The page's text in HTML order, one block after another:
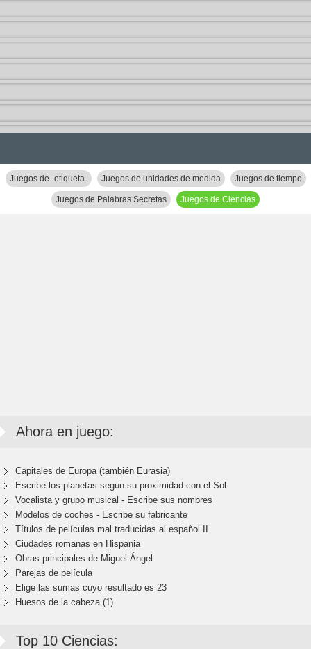
Juegos de -etiqueta- Juegos de unidades de medida Juegos de tiempo
Juegos de Palabras Secretas Juegos de Ciencias
Ahora en juego:
Capitales de Europa (también Eurasia)
Escribe los planetas según su proximidad con el Sol
Vocalista y grupo musical - Escribe sus nombres
Modelos de coches - Escribe su fabricante
Títulos de películas mal traducidas al español II
Ciudades romanas en Hispania
Obras principales de Miguel Ángel
Parejas de película
Elige las sumas cuyo resultado es 23
Huesos de la cabeza (1)
Top 10 Ciencias: